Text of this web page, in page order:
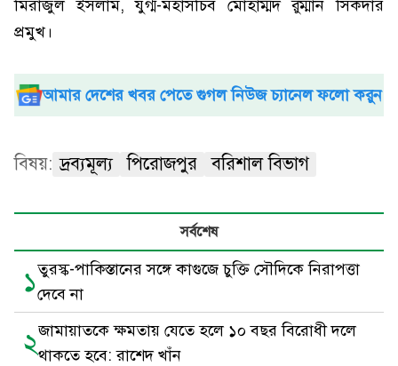
মিরাজুল ইসলাম, যুগ্ম-মহাসচিব মোহাম্মদ রুম্মান সিকদার
প্রমুখ।
আমার দেশের খবর পেতে গুগল নিউজ চ্যানেল ফলো করুন
বিষয়: দ্রব্যমূল্য পিরোজপুর বরিশাল বিভাগ
সর্বশেষ
১তুরস্ক-পাকিস্তানের সঙ্গে কাগুজে চুক্তি সৌদিকে নিরাপত্তা
দেবে না
২জামায়াতকে ক্ষমতায় যেতে হলে ১০ বছর বিরোধী দলে
থাকতে হবে: রাশেদ খাঁন